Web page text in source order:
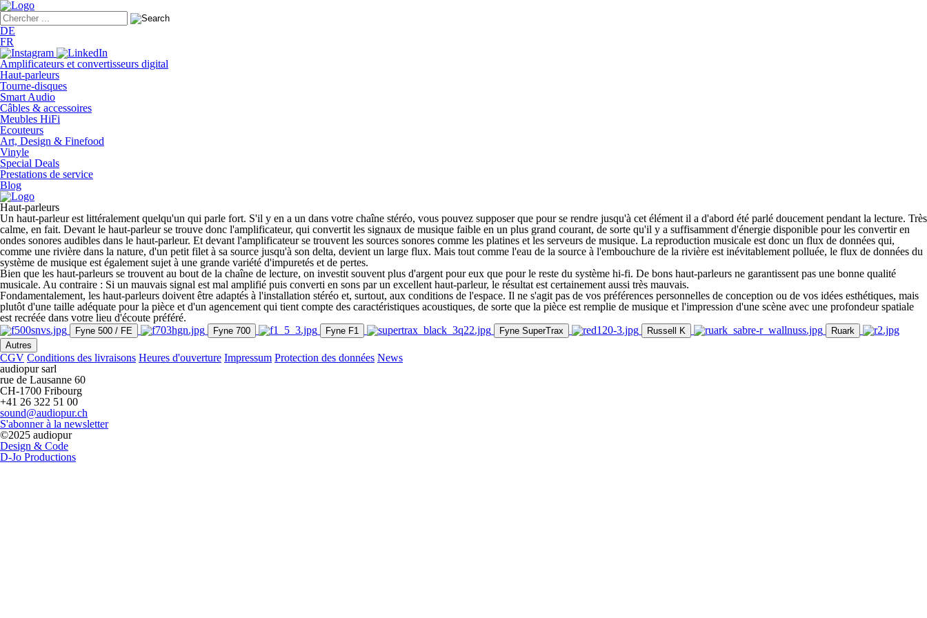
DE
FR
Amplificateurs et convertisseurs digital
Haut-parleurs
Tourne-disques
Smart Audio
Câbles & accessoires
Meubles HiFi
Ecouteurs
Art, Design & Finefood
Vinyle
Special Deals
Prestations de service
Blog
Haut-parleurs
Un haut-parleur est littéralement quelqu'un qui parle fort. S'il y en a un dans votre chaîne stéréo, vous pouvez supposer que pour se rendre jusqu'à cet élément il a d'abord été parlé doucement pendant la lecture. Très
calme, en fait. Devant le haut-parleur se trouve donc l'amplificateur, qui convertit les signaux de musique faible en un plus grand courant, de sorte qu'il y a suffisamment d'énergie disponible pour les convertir en
ondes sonores audibles dans le haut-parleur. Et devant l'amplificateur se trouvent les sources sonores comme les platines et les serveurs de musique. La reproduction musicale est donc un flux de données qui,
comme une rivière dans la nature, d'un petit filet à sa source jusqu'à son delta, devient un large flux. Mais tout comme l'eau de la source à l'embouchure de la rivière est inévitablement polluée, le flux de données du
système de musique est également sujet à une grande variété d'impuretés et de pertes.
Bien que les haut-parleurs se trouvent au bout de la chaîne de lecture, on investit souvent plus d'argent pour eux que pour le reste du système hi-fi. De bons haut-parleurs ne garantissent pas une bonne qualité
musicale. Au contraire : Si un mauvais signal est mal amplifié puis converti en sons par un excellent haut-parleur, le résultat est certainement aussi très mauvais.
Fondamentalement, les haut-parleurs doivent être adaptés à l'installation stéréo et, surtout, aux conditions de l'espace. Il ne s'agit pas de vos préférences personnelles de conception ou de vos idées esthétiques, mais
plutôt d'une taille adéquate pour la pièce et d'un agencement qui tient compte des caractéristiques acoustiques, de sorte que la pièce est remplie de musique et l'impression d'une scène avec une profondeur spatiale
est recréée dans votre lieu d'écoute préféré.
Fyne 500 / FE Fyne 700 Fyne F1 Fyne SuperTrax Russell K
Ruark
Autres
CGV Conditions des livraisons Heures d'ouverture Impressum Protection des données News
audiopur sarl
rue de Lausanne 60
CH-1700 Fribourg
+41 26 322 51 00
sound@audiopur.ch
S'abonner à la newsletter
©2025 audiopur
Design & Code
D-Jo Productions